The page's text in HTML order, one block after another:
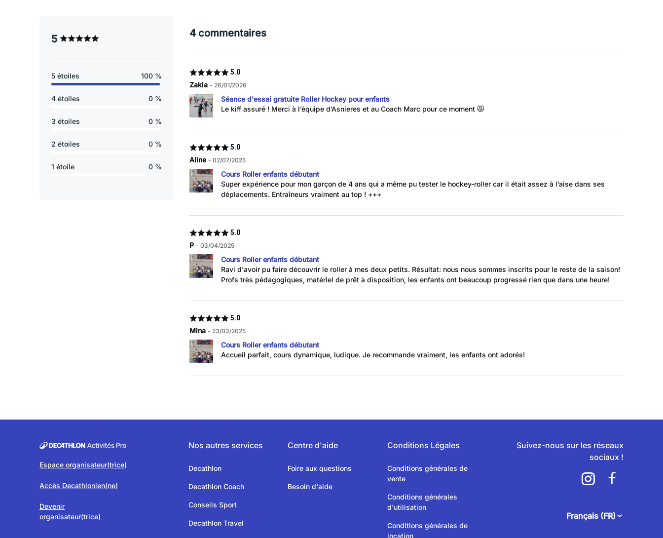
5
5 étoiles 100 %
4 étoiles 0 %
3 étoiles 0 %
2 étoiles 0 %
1 étoile 0 %
4 commentaires
5.0
Zakia - 26/01/2026
Séance d'essai gratuite Roller Hockey pour enfants
Le kiff assuré ! Merci à l’équipe d’Asnieres et au Coach Marc pour ce moment 😻
5.0
Aline - 02/07/2025
Cours Roller enfants débutant
Super expérience pour mon garçon de 4 ans qui a même pu tester le hockey-roller car il était assez à l’aise dans ses
déplacements. Entraîneurs vraiment au top ! +++
5.0
P - 03/04/2025
Cours Roller enfants débutant
Ravi d'avoir pu faire découvrir le roller à mes deux petits. Résultat: nous nous sommes inscrits pour le reste de la saison!
Profs très pédagogiques, matériel de prêt à disposition, les enfants ont beaucoup progressé rien que dans une heure!
5.0
Mina - 23/03/2025
Cours Roller enfants débutant
Accueil parfait, cours dynamique, ludique. Je recommande vraiment, les enfants ont adorés!
Espace organisateur(trice)
Accès Decathlonien(ne)
Devenir
organisateur(trice)
Nos autres services
Decathlon
Decathlon Coach
Conseils Sport
Decathlon Travel
Centre d'aide
Foire aux questions
Besoin d'aide
Conditions Légales
Conditions générales de
vente
Conditions générales
d'utilisation
Conditions générales de
location
Suivez-nous sur les réseaux
sociaux !